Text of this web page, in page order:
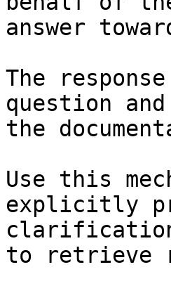
answer
The
question
the
Use this
explicitly